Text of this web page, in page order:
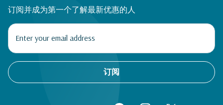
订阅并成为第一个了解最新优惠的人
订阅